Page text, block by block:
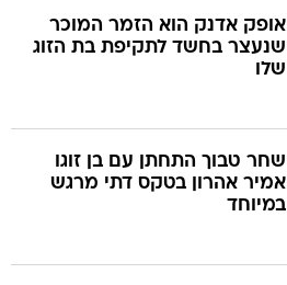
אופק אדנק הוא הזמר המוכר
שנעצר בחשד לתקיפת בת הזוג
שלו
שחר טבוך התחתן עם בן זוגו
אמיר אהרון בטקס דתי מרגש
במיוחד